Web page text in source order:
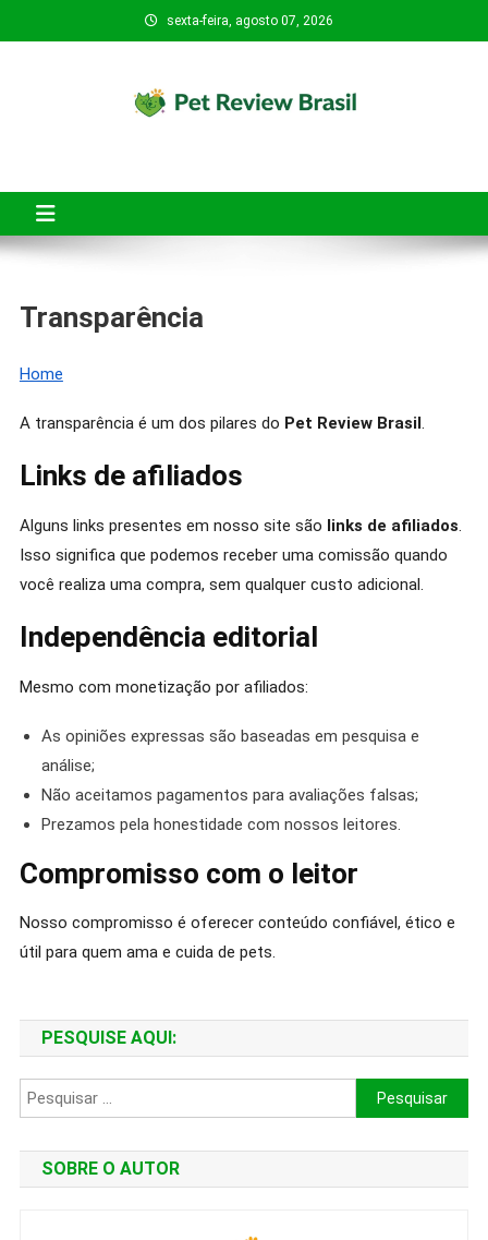
to
sexta-feira, agosto 07, 2026
Transparência
Home
A transparência é um dos pilares do Pet Review Brasil .
Links de afiliados
Alguns links presentes em nosso site são links de afiliados.
Isso significa que podemos receber uma comissão quando
você realiza uma compra, sem qualquer custo adicional.
Independência editorial
Mesmo com monetização por afiliados:
As opiniões expressas são baseadas em pesquisa e
análise;
Não aceitamos pagamentos para avaliações falsas;
Prezamos pela honestidade com nossos leitores.
Compromisso com o leitor
Nosso compromisso é oferecer conteúdo confiável, ético e
útil para quem ama e cuida de pets.
PESQUISE AQUI:
Pesquisar
por:
SOBRE O AUTOR